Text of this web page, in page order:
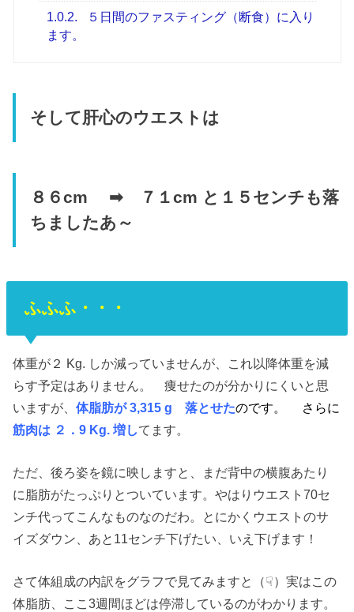
1.0.2.
５日間のファスティング（断食）に入り
ます。
そして肝心のウエストは
８６cm ➡ ７１cm と１５センチも落
ちましたあ～
ふふふ・・・
体重が２ Kg. しか減っていませんが、これ以降体重を減
らす予定はありません。 痩せたのが分かりにくいと思
いますが、体脂肪が 3,315 g 落とせたのです。
さらに
筋肉は ２．9 Kg. 増してます。
ただ、後ろ姿を鏡に映しますと、まだ背中の横腹あたり
に脂肪がたっぷりとついています。やはりウエスト70セ
ンチ代ってこんなものなのだわ。とにかくウエストのサ
イズダウン、あと11センチ下げたい、いえ下げます！
さて体組成の内訳をグラフで見てみますと（☟）実はこの
体脂肪、ここ3週間ほどは停滞しているのがわかります。